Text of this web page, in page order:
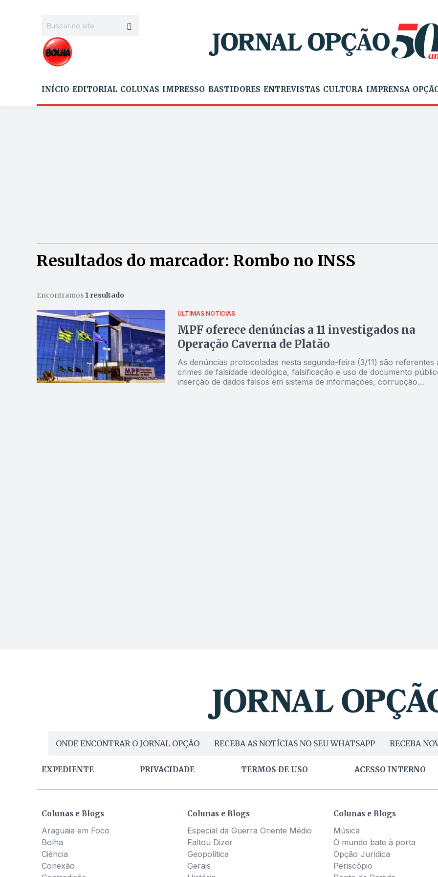
INÍCIO EDITORIAL COLUNAS IMPRESSO BASTIDORES ENTREVISTAS CULTURA IMPRENSA
Resultados do marcador: Rombo no INSS
Encontramos 1 resultado
ÚLTIMAS NOTÍCIAS
MPF oferece denúncias a 11 investigados na
Operação Caverna de Platão
As denúncias protocoladas nesta segunda-feira (3/11) são referentes
crimes de falsidade ideológica, falsificação e uso de documento
inserção de dados falsos em sistema de informações, corrupção
ONDE ENCONTRAR O JORNAL OPÇÃO RECEBA AS NOTÍCIAS NO SEU WHATSAPP RECEBA
EXPEDIENTE PRIVACIDADE TERMOS DE USO ACESSO INTERNO
Colunas e Blogs
Araguaia em Foco
Bolha
Ciência
Conexão
Colunas e Blogs
Especial da Guerra Oriente Médio
Faltou Dizer
Geopolítica
Gerais
Colunas e Blogs
Música
O mundo bate à porta
Opção Jurídica
Periscópio